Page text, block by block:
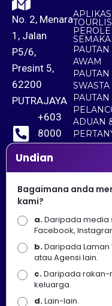
No. 2, Menara
1, Jalan
P5/6,
Presint 5,
62200
PUTRAJAYA
+603
8000
+603
8891
7100
PAUTAN
AWAM
PAUTAN
SWASTA
PAUTAN
ADUAN
Penafian : Kerajaan
Pelancongan Seni dan
bertanggungjawab
disebabkan oleh
yang diperolehi dari
Undian
Bagaimana anda
kami?
a.Daripada media
Facebook,
b.Daripada
atau Agensi lain.
c.Daripada rakan-
keluarga.
d.Lain-lain.